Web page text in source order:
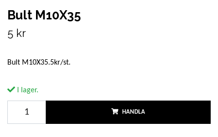
Bult M10X35
5 kr
Bult M10X35.5kr/st.
I lager.
HANDLA